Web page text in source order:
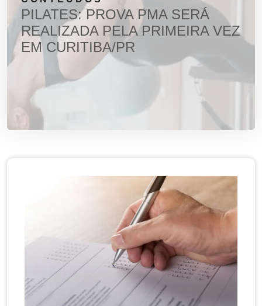
Contato
Materiais Gratuitos
Solicite um Orçamento
PILATES: PROVA PMA SERÁ
REALIZADA PELA PRIMEIRA VEZ
EM CURITIBA/PR